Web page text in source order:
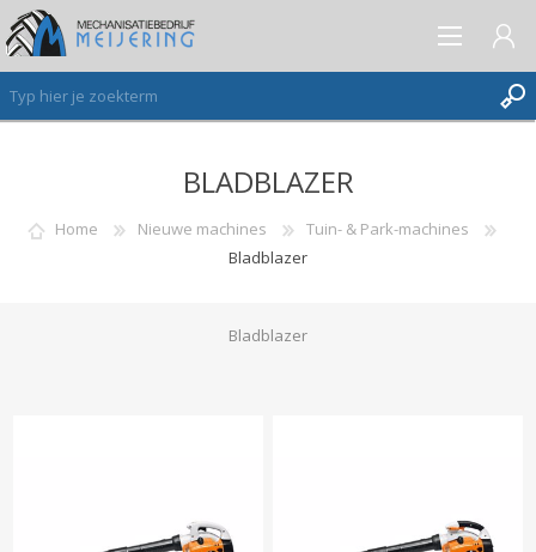
AANMELDEN ALS NIEUWE KLANT
INLOGGEN
BLADBLAZER
Home Nieuwe machines
Tuin- & Park-machines
Bladblazer
Bladblazer